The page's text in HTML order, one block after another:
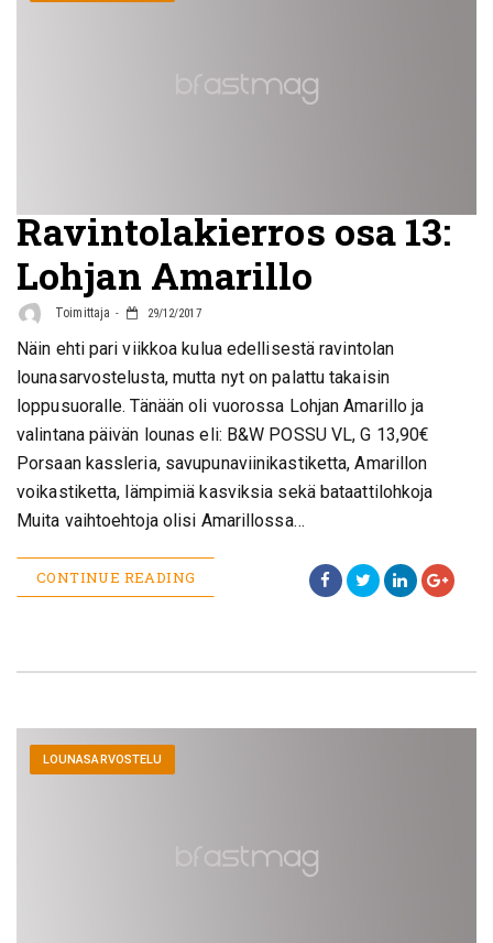
Ravintolakierros osa 13:
Lohjan Amarillo
Toimittaja 29/12/2017
Näin ehti pari viikkoa kulua edellisestä ravintolan
lounasarvostelusta, mutta nyt on palattu takaisin
loppusuoralle. Tänään oli vuorossa Lohjan Amarillo ja
valintana päivän lounas eli: B&W POSSU VL, G 13,90€
Porsaan kassleria, savupunaviinikastiketta, Amarillon
voikastiketta, lämpimiä kasviksia sekä bataattilohkoja
Muita vaihtoehtoja olisi Amarillossa…
CONTINUE READING
LOUNASARVOSTELU